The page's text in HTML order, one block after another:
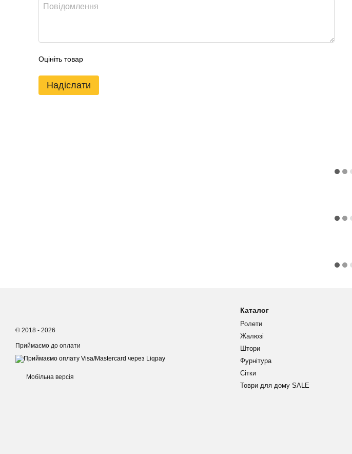
Оцініть товар
Надіслати
© 2018 - 2026
Приймаємо до оплати
Мобільна версія
Каталог
Ролети
Жалюзі
Штори
Фурнітура
Сітки
Товри для дому SALE